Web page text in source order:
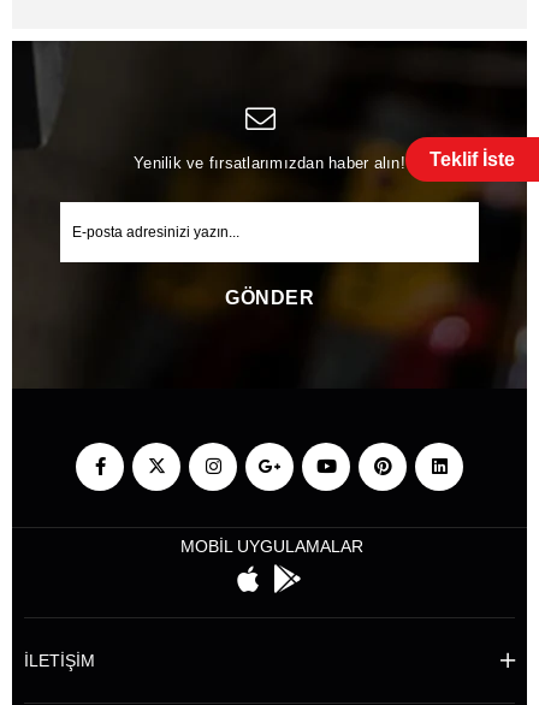
Teklif İste
Yenilik ve fırsatlarımızdan haber alın!
GÖNDER
MOBİL UYGULAMALAR
İLETİŞİM